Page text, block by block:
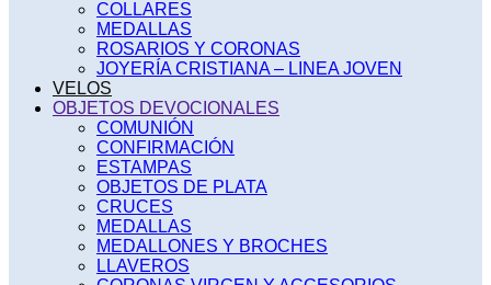
COLLARES
MEDALLAS
ROSARIOS Y CORONAS
JOYERÍA CRISTIANA – LINEA JOVEN
VELOS
OBJETOS DEVOCIONALES
COMUNIÓN
CONFIRMACIÓN
ESTAMPAS
OBJETOS DE PLATA
CRUCES
MEDALLAS
MEDALLONES Y BROCHES
LLAVEROS